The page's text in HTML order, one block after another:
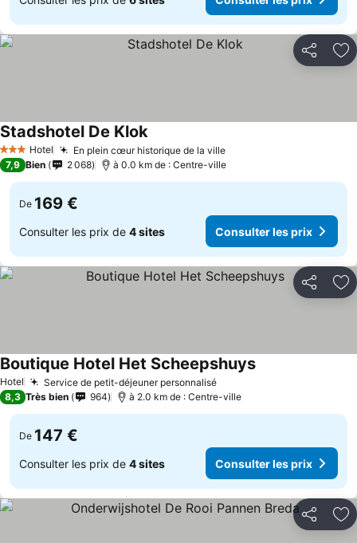
Partager
3 ÉtoilesHotel En plein cœur historique de la ville
Stadshotel De Klok
7,9 Bien 2 068 à 0.0 km de : Centre-ville
De 169 €
Consulter les prix de 4 sites Consulter les prix
Partager
Hotel Service de petit-déjeuner personnalisé
Boutique Hotel Het Scheepshuys
8,3 Très bien 964 à 2.0 km de : Centre-ville
De 147 €
Consulter les prix de 4 sites Consulter les prix
Partager